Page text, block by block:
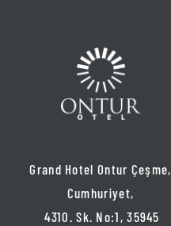
Grand Hotel Ontur Çeşme,
Cumhuriyet,
4310. Sk. No:1, 35945